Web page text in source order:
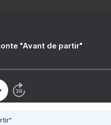
"Avant de partir"